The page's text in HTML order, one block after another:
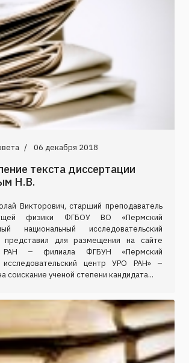
06 декабря 2018
текста диссертации
Н.В.
Викторович, старший преподаватель
физики ФГБОУ ВО «Пермский
национальный исследовательский
представил для размещения на сайте
– филиала ФГБУН «Пермский
исследовательский центр УРО РАН» –
соискание ученой степени кандидата...